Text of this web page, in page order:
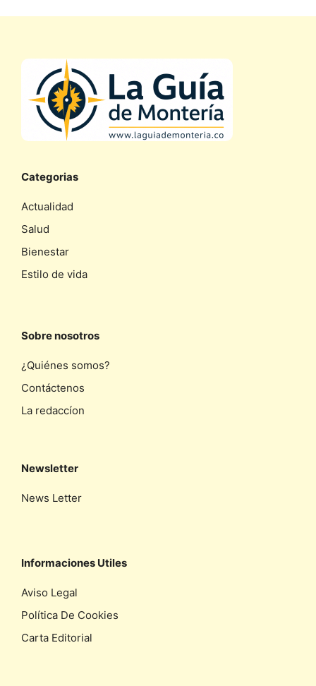
Categorias
Actualidad
Salud
Bienestar
Estilo de vida
Sobre nosotros
¿Quiénes somos?
Contáctenos
La redaccíon
Newsletter
News Letter
Informaciones Utiles
Aviso Legal
Política De Cookies
Carta Editorial